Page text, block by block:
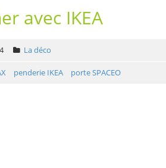
avec IKEA
La déco
penderie IKEA porte SPACEO